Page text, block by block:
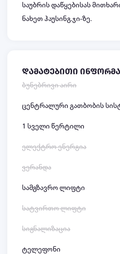
საუბრის დაწყებისას
ნახეთ ჰაუსინგ.ჯი-ზე.
დამატებითი
ბუნებრივი აირი
ცენტრალური გათბობის
1 სველი წერტილი
ელექტრო ენერგია
ვერანდა
სამგზავრო ლიფტი
სატვირთო ლიფტი
სიგნალიზაცია
ტელეფონი